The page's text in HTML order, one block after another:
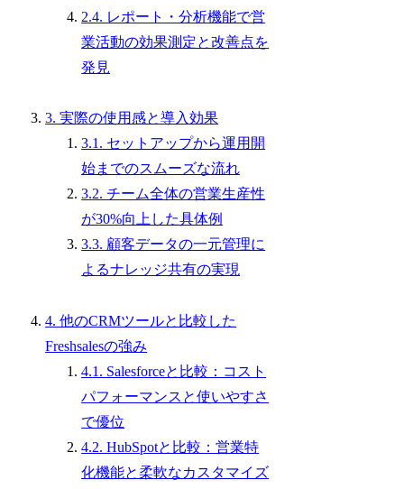
2.4. レポート・分析機能で営
業活動の効果測定と改善点を
発見
3. 実際の使用感と導入効果
3.1. セットアップから運用開
始までのスムーズな流れ
3.2. チーム全体の営業生産性
が30%向上した具体例
3.3. 顧客データの一元管理に
よるナレッジ共有の実現
4. 他のCRMツールと比較した
Freshsalesの強み
4.1. Salesforceと比較：コスト
パフォーマンスと使いやすさ
で優位
4.2. HubSpotと比較：営業特
化機能と柔軟なカスタマイズ